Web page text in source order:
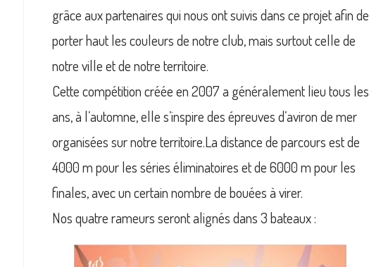
grâce aux partenaires qui nous ont suivis dans ce projet afin de
porter haut les couleurs de notre club, mais surtout celle de
notre ville et de notre territoire.
Cette compétition créée en 2007 a généralement lieu tous les
ans, à l’automne, elle s’inspire des épreuves d’aviron de mer
organisées sur notre territoire.La distance de parcours est de
4000 m pour les séries éliminatoires et de 6000 m pour les
finales, avec un certain nombre de bouées à virer.
Nos quatre rameurs seront alignés dans 3 bateaux :